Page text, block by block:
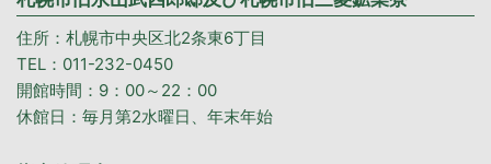
住所：札幌市中央区北2条東6丁目
TEL：011-232-0450
開館時間：9：00～22：00
休館日：毎月第2水曜日、年末年始